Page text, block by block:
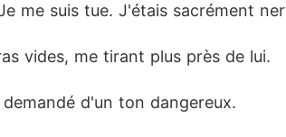
me suis tue. J'étais sacrément
vides, me tirant plus près de lui.
d'un ton dangereux.